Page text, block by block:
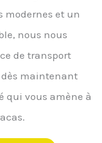
modernes et un
nous nous
de transport
dès maintenant
qui vous amène à